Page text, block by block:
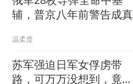
辅，普京八年前警告成真
温柔度
苏军强迫日军女俘虏带
路，可万万没想到，竟被